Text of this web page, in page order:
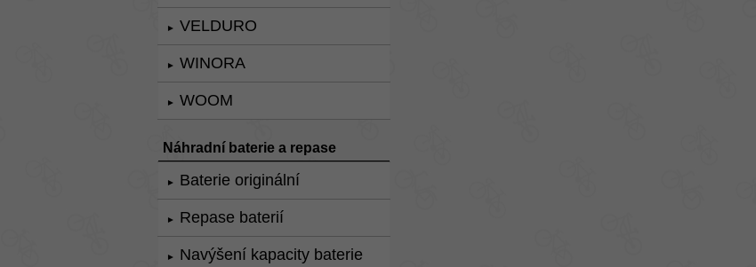
► VELDURO
► WINORA
► WOOM
Náhradní baterie a repase
► Baterie originální
► Repase baterií
► Navýšení kapacity baterie